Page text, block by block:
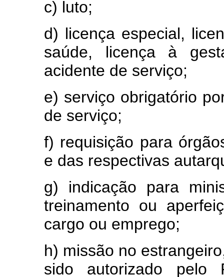
c) luto;
d) licença especial,
saúde, licença à
acidente de serviço;
e) serviço obrigatório
de serviço;
f) requisição para
e das respectivas
g) indicação para
treinamento ou
cargo ou emprego;
h) missão no
sido autorizado pelo